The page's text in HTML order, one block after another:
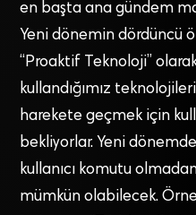
en başta ana gündem
Yeni dönemin dördüncü
“Proaktif Teknoloji”
kullandığımız
harekete geçmek için
bekliyorlar. Yeni
kullanıcı komutu
mümkün olabilecek.